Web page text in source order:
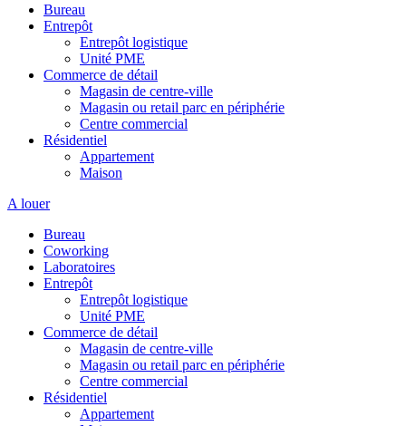
Bureau
Entrepôt
Entrepôt logistique
Unité PME
Commerce de détail
Magasin de centre-ville
Magasin ou retail parc en périphérie
Centre commercial
Résidentiel
Appartement
Maison
A louer
Bureau
Coworking
Laboratoires
Entrepôt
Entrepôt logistique
Unité PME
Commerce de détail
Magasin de centre-ville
Magasin ou retail parc en périphérie
Centre commercial
Résidentiel
Appartement